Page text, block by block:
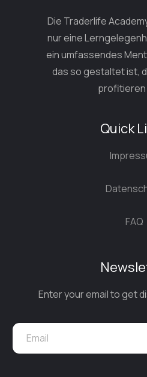
Die Traderlife
nur eine
ein umfassendes
das so gestaltet ist,
profitieren
Quick
FAQ
Enter your email to get